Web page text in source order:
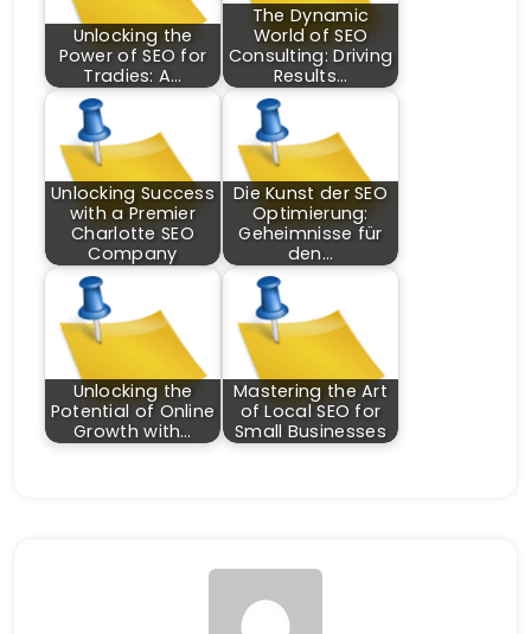
Unlocking the
Power of SEO for
Tradies: A…
The Dynamic
World of SEO
Consulting: Driving
Results…
Unlocking Success
with a Premier
Charlotte SEO
Company
Die Kunst der SEO
Optimierung:
Geheimnisse für
den…
Unlocking the
Potential of Online
Growth with…
Mastering the Art
of Local SEO for
Small Businesses